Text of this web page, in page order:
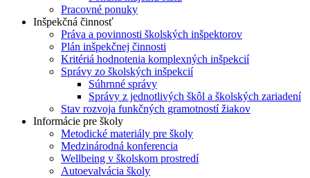
Pracovné ponuky
Inšpekčná činnosť
Práva a povinnosti školských inšpektorov
Plán inšpekčnej činnosti
Kritériá hodnotenia komplexných inšpekcií
Správy zo školských inšpekcií
Súhrnné správy
Správy z jednotlivých škôl a školských zariadení
Stav rozvoja funkčných gramotností žiakov
Informácie pre školy
Metodické materiály pre školy
Medzinárodná konferencia
Wellbeing v školskom prostredí
Autoevalvácia školy